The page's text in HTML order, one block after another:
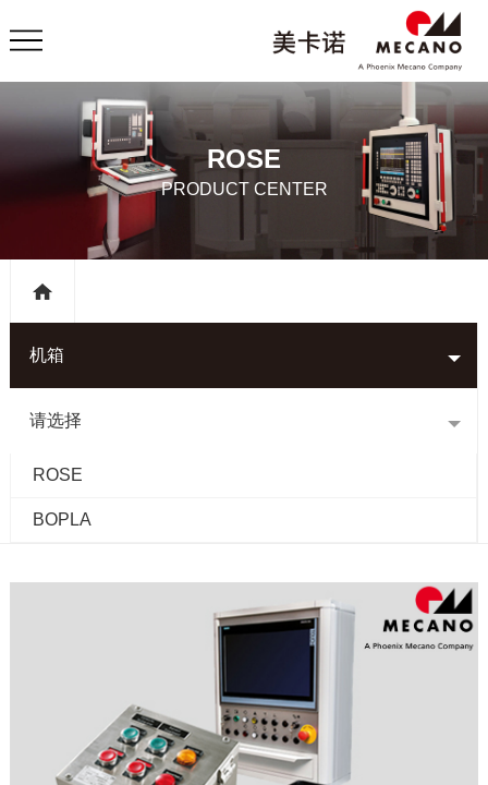
ROSE
PRODUCT CENTER
机箱
请选择
ROSE
BOPLA